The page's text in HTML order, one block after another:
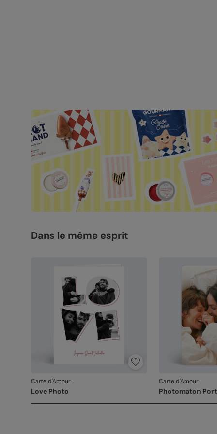
Dans le même esprit
Carte d'Amour
Love Photo
Carte d'Amour
Photomaton